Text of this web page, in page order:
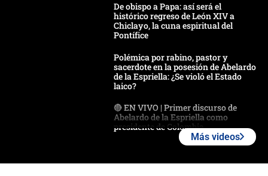
De obispo a Papa: así será el
histórico regreso de León XIV a
Chiclayo, la cuna espiritual del
Pontífice
Polémica por rabino, pastor y
sacerdote en la posesión de Abelardo
de la Espriella: ¿Se violó el Estado
laico?
🔴 EN VIVO | Primer discurso de
Abelardo de la Espriella como
presidente de Colombia
Más videos